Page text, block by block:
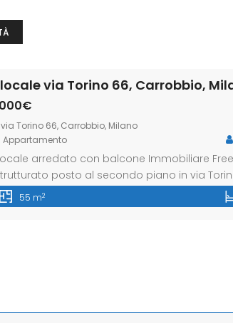
via Torino 66, Carrobbio,
via Torino 66, Carrobbio, Milano
Appartamento
arredato con balcone Immobiliare
posto al secondo piano in via
è una delle aree più prestigiose e
la sua vivacità commerciale e […]
55 m2